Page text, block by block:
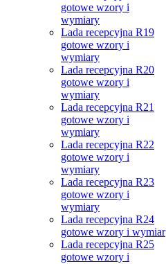
gotowe wzory i
wymiary
Lada recepcyjna R19
gotowe wzory i
wymiary
Lada recepcyjna R20
gotowe wzory i
wymiary
Lada recepcyjna R21
gotowe wzory i
wymiary
Lada recepcyjna R22
gotowe wzory i
wymiary
Lada recepcyjna R23
gotowe wzory i
wymiary
Lada recepcyjna R24
gotowe wzory i wymiar
Lada recepcyjna R25
gotowe wzory i